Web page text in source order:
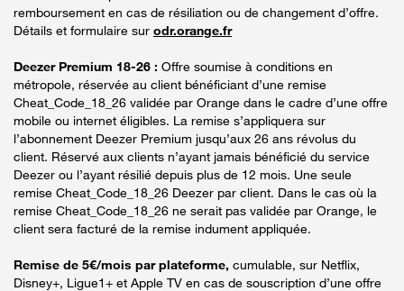
remboursement en cas de résiliation ou de changement d’offre.
Détails et formulaire sur odr.orange.fr
Deezer Premium 18-26 : Offre soumise à conditions en
métropole, réservée au client bénéficiant d’une remise
Cheat_Code_18_26 validée par Orange dans le cadre d’une offre
mobile ou internet éligibles. La remise s’appliquera sur
l’abonnement Deezer Premium jusqu’aux 26 ans révolus du
client. Réservé aux clients n’ayant jamais bénéficié du service
Deezer ou l’ayant résilié depuis plus de 12 mois. Une seule
remise Cheat_Code_18_26 Deezer par client. Dans le cas où la
remise Cheat_Code_18_26 ne serait pas validée par Orange, le
client sera facturé de la remise indument appliquée.
Remise de 5€/mois par plateforme, cumulable, sur Netflix,
Disney+, Ligue1+ et Apple TV en cas de souscription d’une offre